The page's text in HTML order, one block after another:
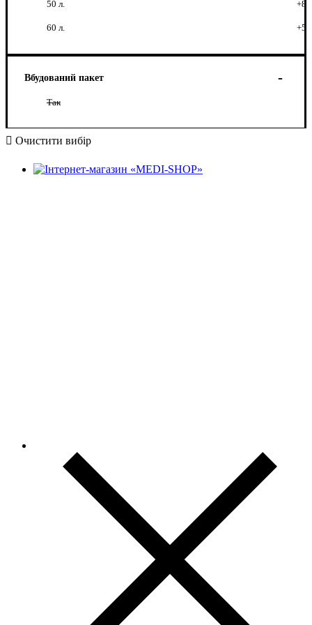
50 л. +8
60 л. +5
Вбудований пакет
Так
Очистити вибір